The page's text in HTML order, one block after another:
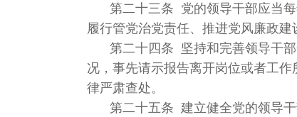
第二十三条 党的领导干部应当
履行管党治党责任、推进党风廉政
第二十四条 坚持和完善领导干
况，事先请示报告离开岗位或者工
律严肃查处。
第二十五条 建立健全党的领导